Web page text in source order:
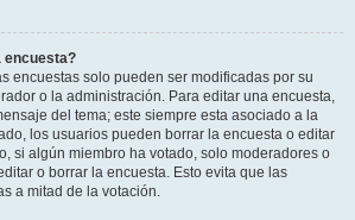
encuesta?
encuestas solo pueden ser modificadas por su
o la administración. Para editar una encuesta,
del tema; este siempre esta asociado a la
los usuarios pueden borrar la encuesta o editar
si algún miembro ha votado, solo moderadores o
o borrar la encuesta. Esto evita que las
a mitad de la votación.